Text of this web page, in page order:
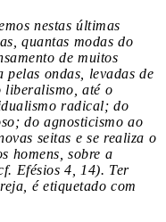
nestas últimas
quantas modas do
de muitos
ondas, levadas de
liberalismo, até o
radical; do
do agnosticismo ao
seitas e se realiza o
homens, sobre a
Efésios 4, 14). Ter
é etiquetado com